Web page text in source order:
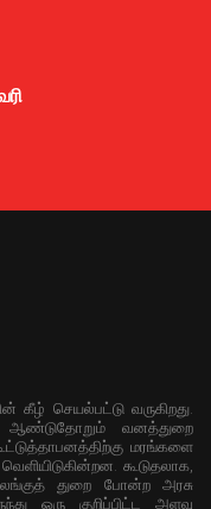
கீழ் செயல்பட்டு வருகிறது.
வனத்துறை
மரங்களை
கூடுதலாக,
துறை போன்ற அரசு
ஒரு குறிப்பிட்ட அளவு